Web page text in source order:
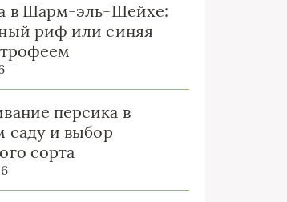
в Шарм-эль-Шейхе:
риф или синяя
трофеем
персика в
саду и выбор
сорта